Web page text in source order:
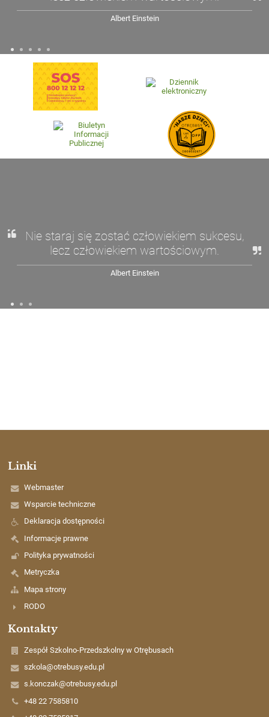
Albert Einstein
Nie staraj się zostać człowiekiem sukcesu,
lecz człowiekiem wartościowym.
Albert Einstein
Linki
Webmaster
Wsparcie techniczne
Deklaracja dostępności
Informacje prawne
Polityka prywatności
Metryczka
Mapa strony
RODO
Kontakty
Zespół Szkolno-Przedszkolny w Otrębusach
szkola@otrebusy.edu.pl
s.konczak@otrebusy.edu.pl
+48 22 7585810